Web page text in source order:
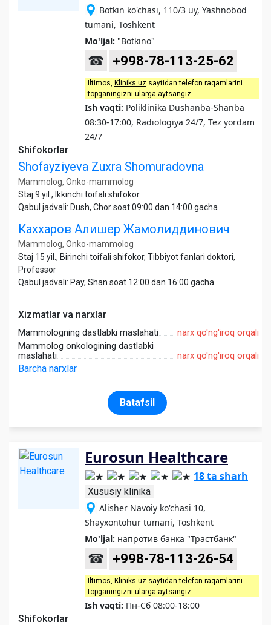
Botkin ko'chasi, 110/3 uy, Yashnobod
tumani, Toshkent
Mo'ljal: "Botkino"
☎ +998-78-113-25-62
Iltimos, Kliniks uz saytidan telefon raqamlarini
topganingizni ularga aytsangiz
Ish vaqti: Poliklinika Dushanba-Shanba
08:30-17:00, Radiologiya 24/7, Tez yordam
24/7
Shifokorlar
Shofayziyeva Zuxra Shomuradovna
Mammolog, Onko-mammolog
Staj 9 yil., Ikkinchi toifali shifokor
Qabul jadvali: Dush, Chor soat 09:00 dan 14:00 gacha
Каххаров Алишер Жамолиддинович
Mammolog, Onko-mammolog
Staj 15 yil., Birinchi toifali shifokor, Tibbiyot fanlari doktori,
Professor
Qabul jadvali: Pay, Shan soat 12:00 dan 16:00 gacha
Xizmatlar va narxlar
Mammologning dastlabki maslahati
narx qo'ng'iroq orqali
Mammolog onkologining dastlabki
maslahati
narx qo'ng'iroq orqali
Barcha narxlar
Batafsil
Eurosun Healthcare
18 ta sharh
Xususiy klinika
Alisher Navoiy ko'chasi 10,
Shayxontohur tumani, Toshkent
Mo'ljal: напротив банка "Трастбанк"
☎ +998-78-113-26-54
Iltimos, Kliniks uz saytidan telefon raqamlarini
topganingizni ularga aytsangiz
Ish vaqti: Пн-Сб 08:00-18:00
Shifokorlar